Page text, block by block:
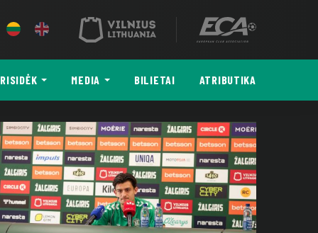
MEDIA BILIETAI ATRIBUTIKA